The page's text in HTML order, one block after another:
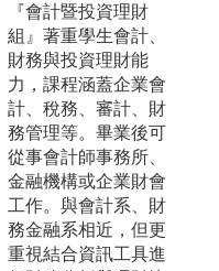
『會計暨投資理財
組』著重學生會計、
財務與投資理財能
力，課程涵蓋企業會
計、稅務、審計、財
務管理等。畢業後可
從事會計師事務所、
金融機構或企業財會
工作。與會計系、財
務金融系相近，但更
重視結合資訊工具進